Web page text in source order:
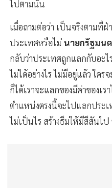
ไปตามนั้น​
เมื่อถามต่อว่า เป็นจริงตามที่
ประเทศหรือไม่​ นายกรัฐมน
กลับว่าประเทศถูกแลกกับอะไ
ไม่ได้อย่างไร​ ไม่มีอยู่แล้ว ใค
ก็ได้เราจะแลกของมีค่าของเ
ตำแหน่งตรงนี้จะไปแลกประ
ไม่เป็นไร สร้างธีมให้มีสีสันไป​